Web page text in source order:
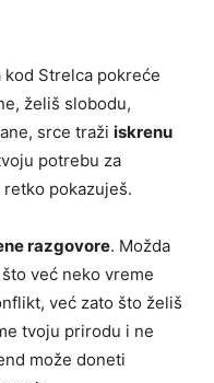
kod Strelca pokreće
želiš slobodu,
srce traži iskrenu
potrebu za
pokazuješ.
razgovore. Možda
već neko vreme
već zato što želiš
tvoju prirodu i ne
može doneti